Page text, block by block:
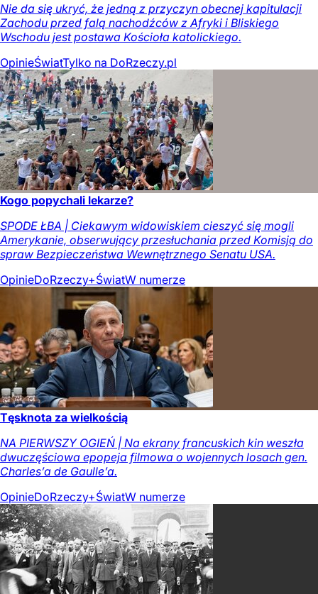
Nie da się ukryć, że jedną z przyczyn obecnej kapitulacji
Zachodu przed falą nachodźców z Afryki i Bliskiego
Wschodu jest postawa Kościoła katolickiego.
OpinieŚwiatTylko na DoRzeczy.pl
Kogo popychali lekarze?
SPODE ŁBA | Ciekawym widowiskiem cieszyć się mogli
Amerykanie, obserwujący przesłuchania przed Komisją do
spraw Bezpieczeństwa Wewnętrznego Senatu USA.
OpinieDoRzeczy+ŚwiatW numerze
Tęsknota za wielkością
NA PIERWSZY OGIEŃ | Na ekrany francuskich kin weszła
dwuczęściowa epopeja filmowa o wojennych losach gen.
Charles’a de Gaulle’a.
OpinieDoRzeczy+ŚwiatW numerze